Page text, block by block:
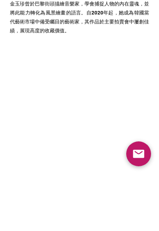
金玉珍曾於巴黎街頭描繪音樂家，學會捕捉人物的內在靈魂，並
將此能力轉化為風景繪畫的語言。自2020年起，她成為韓國當
代藝術市場中備受矚目的藝術家，其作品於主要拍賣會中屢創佳
績，展現高度的收藏價值。